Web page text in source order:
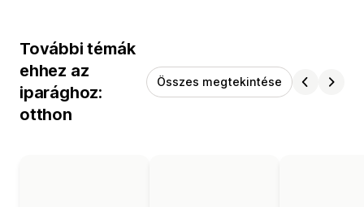
További témák
ehhez az
iparághoz:
otthon
Összes megtekintése